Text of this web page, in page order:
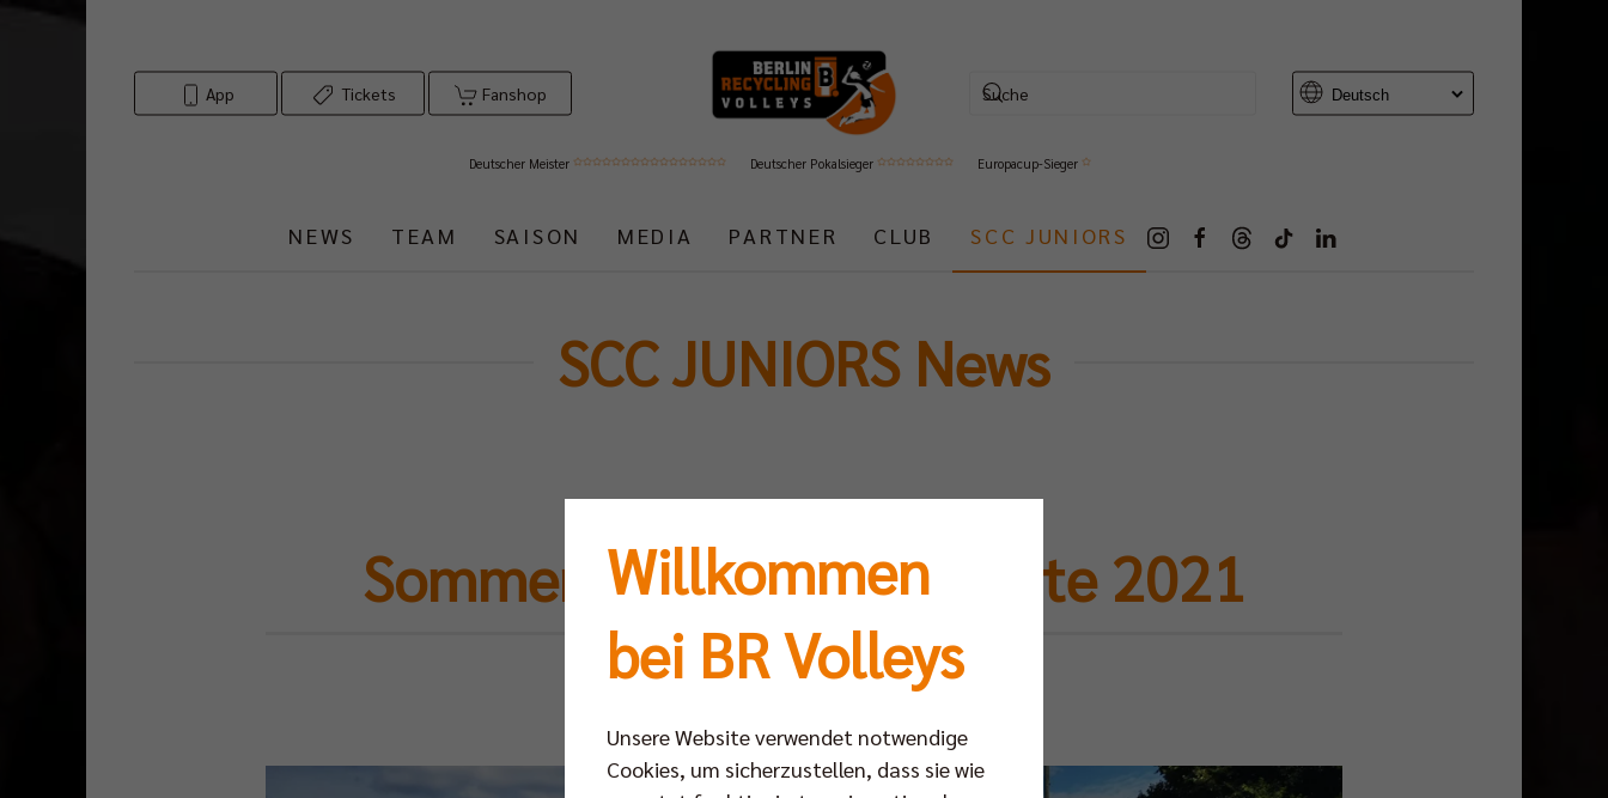
App Tickets Fanshop
Deutscher Meister Deutscher Pokalsieger Europacup-Sieger
NEWS TEAM SAISON MEDIA PARTNER CLUB SCC JUNIORS
SCC JUNIORS News
Sommerfest auf BeachMitte 2021
Mo 16.08.2021
Willkommen
bei BR Volleys
Unsere Website verwendet notwendige
Cookies, um sicherzustellen, dass sie wie